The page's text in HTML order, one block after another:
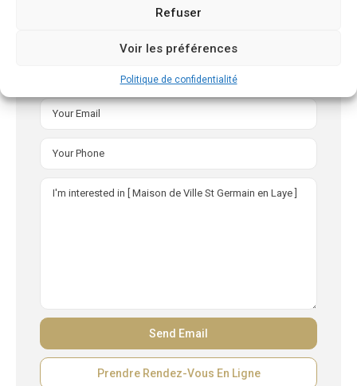
Refuser
Voir les préférences
Politique de confidentialité
Karine INIESTA
Prendre Rendez-Vous En Ligne